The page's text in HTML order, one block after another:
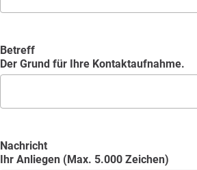
Betreff
Der Grund für Ihre Kontaktaufnahme.
Nachricht
Ihr Anliegen (Max. 5.000 Zeichen)